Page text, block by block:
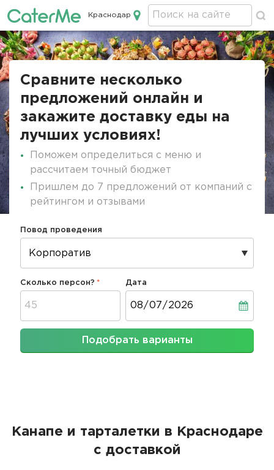
Кейтеринг в Краснодаре
Краснодар
Строка
Сравните несколько
предложений онлайн и
закажите доставку еды на
лучших условиях!
Поможем определиться с меню и
рассчитаем точный бюджет
Пришлем до 7 предложений от компаний с
рейтингом и отзывами
Повод проведения
Сколько персон? Дата
Подобрать варианты
Канапе и тарталетки в Краснодаре
с доставкой